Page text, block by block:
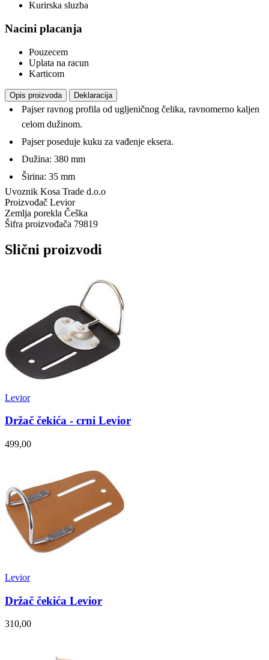
Kurirska sluzba
Nacini placanja
Pouzecem
Uplata na racun
Karticom
Opis proizvoda Deklaracija
Pajser ravnog profila od ugljeničnog čelika, ravnomerno kaljen
celom dužinom.
Pajser poseduje kuku za vađenje eksera.
Dužina: 380 mm
Širina: 35 mm
Uvoznik Kosa Trade d.o.o
Proizvođač Levior
Zemlja porekla Češka
Šifra proizvođača 79819
Slični proizvodi
Levior
Držač čekića - crni Levior
499,00
Levior
Držač čekića Levior
310,00